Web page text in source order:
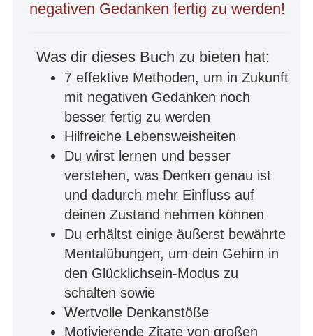
negativen Gedanken fertig zu werden!
Was dir dieses Buch zu bieten hat:
7 effektive Methoden, um in Zukunft
mit negativen Gedanken noch
besser fertig zu werden
Hilfreiche Lebensweisheiten
Du wirst lernen und besser
verstehen, was Denken genau ist
und dadurch mehr Einfluss auf
deinen Zustand nehmen können
Du erhältst einige äußerst bewährte
Mentalübungen, um dein Gehirn in
den Glücklichsein-Modus zu
schalten sowie
Wertvolle Denkanstöße
Motivierende Zitate von großen